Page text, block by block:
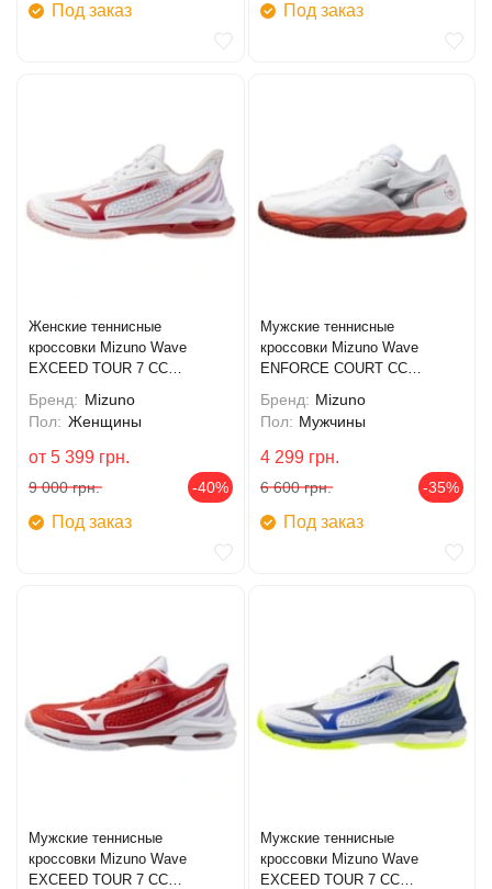
Под заказ Под заказ
Женские теннисные
кроссовки Mizuno Wave
EXCEED TOUR 7 CC
Бренд: Mizuno
Пол: Женщины
от 5 399 грн.
9 000 грн. -40%
Под заказ
Мужские теннисные
кроссовки Mizuno Wave
ENFORCE COURT CC
Бренд: Mizuno
Пол: Мужчины
4 299 грн.
6 600 грн. -35%
Под заказ
Мужские теннисные
кроссовки Mizuno Wave
EXCEED TOUR 7 CC
Мужские теннисные
кроссовки Mizuno Wave
EXCEED TOUR 7 CC